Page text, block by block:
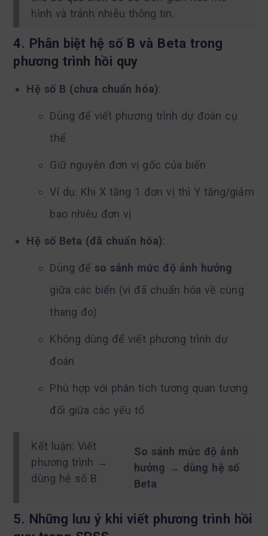
hình và tránh nhiễu thông tin.
4. Phân biệt hệ số B và Beta trong
phương trình hồi quy
Hệ số B (chưa chuẩn hóa):
Dùng để viết phương trình dự đoán cụ
thể
Giữ nguyên đơn vị gốc của biến
Ví dụ: Khi X tăng 1 đơn vị thì Y tăng/giảm
bao nhiêu đơn vị
Hệ số Beta (đã chuẩn hóa):
Dùng để so sánh mức độ ảnh hưởng
giữa các biến (vì đã chuẩn hóa về cùng
thang đo)
Không dùng để viết phương trình dự
đoán
Phù hợp với phân tích tương quan tương
đối giữa các yếu tố
Kết luận: Viết
phương trình →
dùng hệ số B
So sánh mức độ ảnh
hưởng → dùng hệ số
Beta
5. Những lưu ý khi viết phương trình hồi